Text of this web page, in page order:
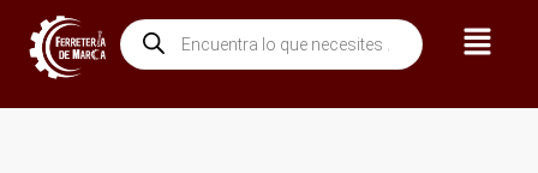
contenido
Búsqueda
de
productos
Menú